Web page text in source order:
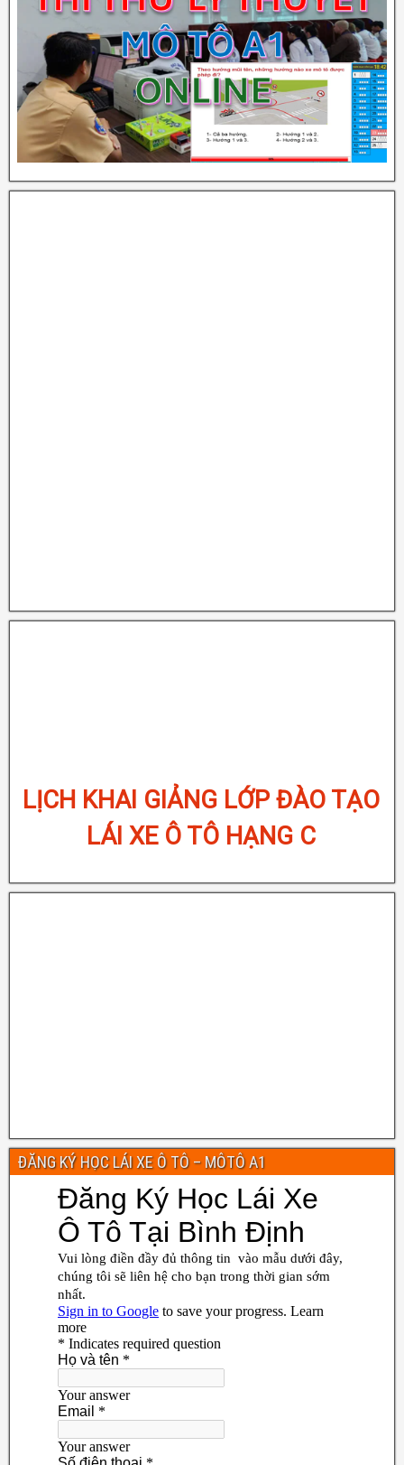
LỊCH KHAI GIẢNG LỚP ĐÀO TẠO
LÁI XE Ô TÔ HẠNG B
ĐĂNG KÝ HỌC LÁI XE Ô TÔ – MÔTÔ A1